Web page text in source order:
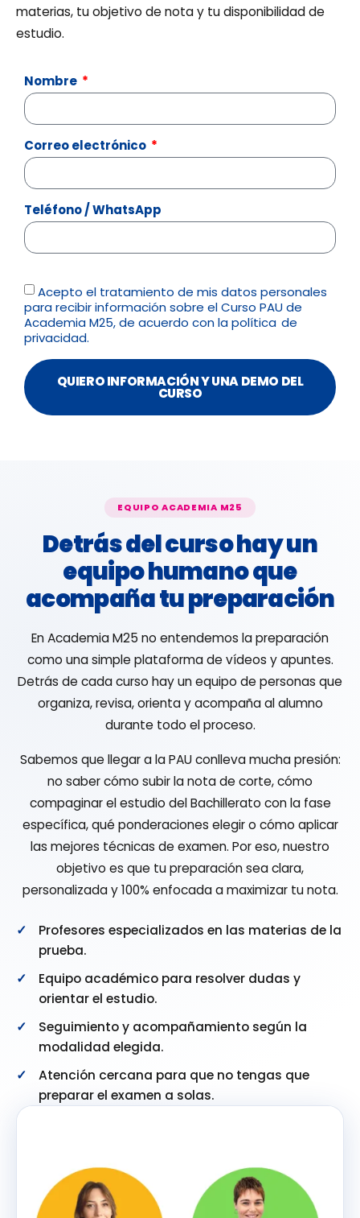
materias, tu objetivo de nota y tu disponibilidad de
estudio.
Nombre
Correo electrónico
Teléfono / WhatsApp
Acepto el tratamiento de mis datos personales
para recibir información sobre el Curso PAU de
Academia M25, de acuerdo con lapolítica de
privacidad.
QUIERO INFORMACIÓN Y UNA DEMO DEL
CURSO
EQUIPO ACADEMIA M25
Detrás del curso hay un
equipo humano que
acompaña tu preparación
En Academia M25 no entendemos la preparación
como una simple plataforma de vídeos y apuntes.
Detrás de cada curso hay un equipo de personas que
organiza, revisa, orienta y acompaña al alumno
durante todo el proceso.
Sabemos que llegar a la PAU conlleva mucha presión:
no saber cómo subir la nota de corte, cómo
compaginar el estudio del Bachillerato con la fase
específica, qué ponderaciones elegir o cómo aplicar
las mejores técnicas de examen. Por eso, nuestro
objetivo es que tu preparación sea clara,
personalizada y 100% enfocada a maximizar tu nota.
Profesores especializados en las materias de la
prueba.
Equipo académico para resolver dudas y
orientar el estudio.
Seguimiento y acompañamiento según la
modalidad elegida.
Atención cercana para que no tengas que
preparar el examen a solas.